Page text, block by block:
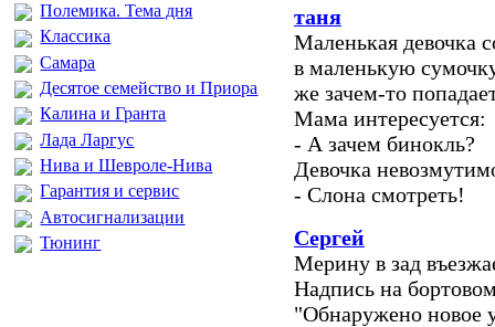
Полемика. Тема дня
Классика
Самара
Десятое семейство и Приора
Калина и Гранта
Лада Ларгус
Нива и Шевроле-Нива
Гарантия и сервис
Автосигнализации
Тюнинг
таня
Маленькая девочка
в маленькую
же зачем-то
Мама интересуется:
- А зачем бинокль?
Девочка
- Слона смотреть!
Сергей
Мерину в зад
Надпись на
"Обнаружено новое